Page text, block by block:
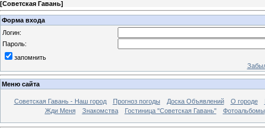
[Советская Гавань]
Форма входа
Логин:
Пароль:
запомнить
Меню сайта
Советская Гавань - Наш город Прогноз погоды Доска Объявлений О городе
Жди Меня
Знакомства Гостиница "Советская Гавань" Фотоальбомы